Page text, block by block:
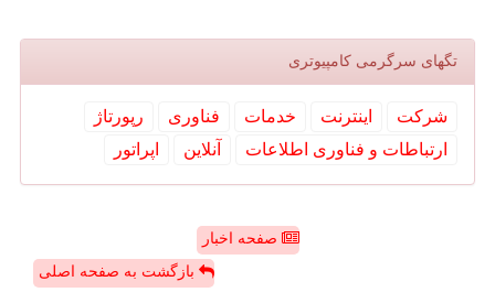
تگهای سرگرمی كامپیوتری
شركت اینترنت خدمات فناوری
رپورتاژ
ارتباطات و فناوری اطلاعات
آنلاین اپراتور
صفحه اخبار
بازگشت به صفحه اصلی